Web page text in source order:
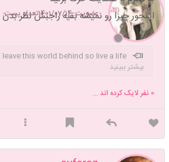
عضویت: 1401/07/14 تعداد پست: 2470
اینجور چیزا رو نمیشه بقیه راجبش نظر بدن
leave this world behind so live a life
you will remember
بیشتر ببینید
0 نفر لایک کرده اند ...